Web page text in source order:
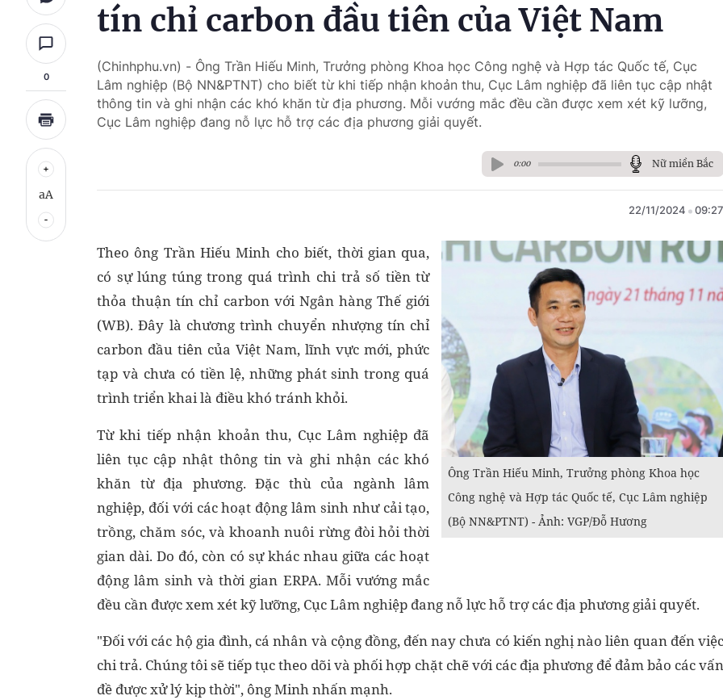
0
aA
tín chỉ carbon đầu tiên của Việt Nam
(Chinhphu.vn) - Ông Trần Hiếu Minh, Trưởng phòng Khoa học Công nghệ và Hợp tác Quốc tế, Cục
Lâm nghiệp (Bộ NN&PTNT) cho biết từ khi tiếp nhận khoản thu, Cục Lâm nghiệp đã liên tục cập nhật
thông tin và ghi nhận các khó khăn từ địa phương. Mỗi vướng mắc đều cần được xem xét kỹ lưỡng,
Cục Lâm nghiệp đang nỗ lực hỗ trợ các địa phương giải quyết.
0:00 Nữ miền Bắc
22/11/2024 09:27
Ông Trần Hiếu Minh, Trưởng phòng Khoa học
Công nghệ và Hợp tác Quốc tế, Cục Lâm nghiệp
(Bộ NN&PTNT) - Ảnh: VGP/Đỗ Hương
Theo ông Trần Hiếu Minh cho biết, thời gian qua,
có sự lúng túng trong quá trình chi trả số tiền từ
thỏa thuận tín chỉ carbon với Ngân hàng Thế giới
(WB). Đây là chương trình chuyển nhượng tín chỉ
carbon đầu tiên của Việt Nam, lĩnh vực mới, phức
tạp và chưa có tiền lệ, những phát sinh trong quá
trình triển khai là điều khó tránh khỏi.
Từ khi tiếp nhận khoản thu, Cục Lâm nghiệp đã
liên tục cập nhật thông tin và ghi nhận các khó
khăn từ địa phương. Đặc thù của ngành lâm
nghiệp, đối với các hoạt động lâm sinh như cải tạo,
trồng, chăm sóc, và khoanh nuôi rừng đòi hỏi thời
gian dài. Do đó, còn có sự khác nhau giữa các hoạt
động lâm sinh và thời gian ERPA. Mỗi vướng mắc
đều cần được xem xét kỹ lưỡng, Cục Lâm nghiệp đang nỗ lực hỗ trợ các địa phương giải quyết.
"Đối với các hộ gia đình, cá nhân và cộng đồng, đến nay chưa có kiến nghị nào liên quan đến việc
chi trả. Chúng tôi sẽ tiếp tục theo dõi và phối hợp chặt chẽ với các địa phương để đảm bảo các vấn
đề được xử lý kịp thời", ông Minh nhấn mạnh.